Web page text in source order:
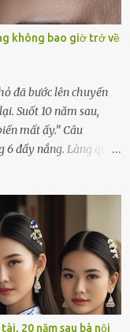
tôi quyết định lên
ngày, nhưng có điều gì
khoảnh khắc tôi
thoáng qua, khiến
không bao giờ trở về
đã bước lên chuyến
Suốt 10 năm sau,
mất ấy.” Câu
6 đầy nắng. Làng quê
ông điềm đạm, ít nói,
lý cho chuyến đi biển
ngơi nhé, anh đưa
cát. Về chắc nó
– Ông Minh cười
gái ríu rít chuẩn bị mà
bận buôn bán ở chợ,
20 năm sau bà nội